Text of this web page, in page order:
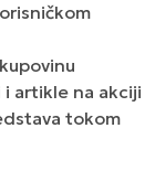
artikle na akciji
tokom